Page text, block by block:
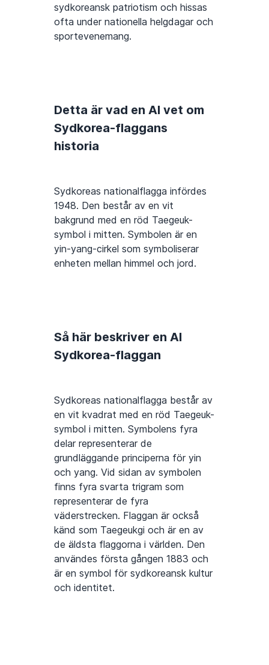
sydkoreansk patriotism och hissas
ofta under nationella helgdagar och
sportevenemang.
Detta är vad en AI vet om
Sydkorea-flaggans
historia
Sydkoreas nationalflagga infördes
1948. Den består av en vit
bakgrund med en röd Taegeuk-
symbol i mitten. Symbolen är en
yin-yang-cirkel som symboliserar
enheten mellan himmel och jord.
Så här beskriver en AI
Sydkorea-flaggan
Sydkoreas nationalflagga består av
en vit kvadrat med en röd Taegeuk-
symbol i mitten. Symbolens fyra
delar representerar de
grundläggande principerna för yin
och yang. Vid sidan av symbolen
finns fyra svarta trigram som
representerar de fyra
väderstrecken. Flaggan är också
känd som Taegeukgi och är en av
de äldsta flaggorna i världen. Den
användes första gången 1883 och
är en symbol för sydkoreansk kultur
och identitet.